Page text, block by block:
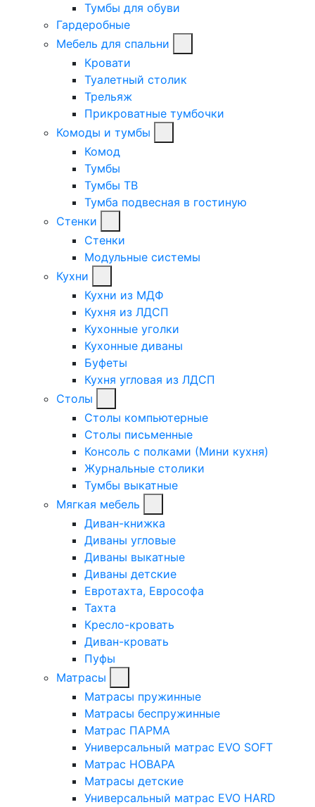
Тумбы для обуви
Гардеробные
Мебель для спальни
Кровати
Туалетный столик
Трельяж
Прикроватные тумбочки
Комоды и тумбы
Комод
Тумбы
Тумбы ТВ
Тумба подвесная в гостиную
Стенки
Стенки
Модульные системы
Кухни
Кухни из МДФ
Кухня из ЛДСП
Кухонные уголки
Кухонные диваны
Буфеты
Кухня угловая из ЛДСП
Столы
Столы компьютерные
Столы письменные
Консоль с полками (Мини кухня)
Журнальные столики
Тумбы выкатные
Мягкая мебель
Диван-книжка
Диваны угловые
Диваны выкатные
Диваны детские
Евротахта, Еврософа
Тахта
Кресло-кровать
Диван-кровать
Пуфы
Матрасы
Матрасы пружинные
Матрасы беспружинные
Матрас ПАРМА
Универсальный матрас EVO SOFT
Матрас НОВАРА
Матрасы детские
Универсальный матрас EVO HARD